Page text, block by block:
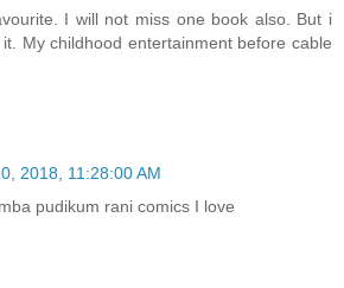
I will not miss one book also. But i
My childhood entertainment before cable
2018, 11:28:00 AM
pudikum rani comics I love